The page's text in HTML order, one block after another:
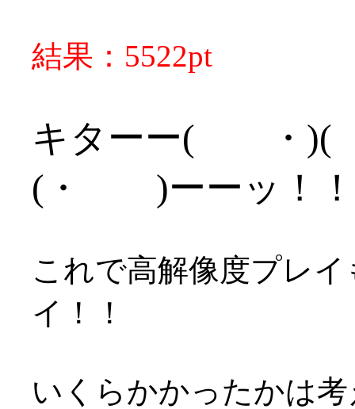
結果：5522pt
キターー( ・)(
(・ )ーーッ！！
これで高解像度プレ
イ！！
いくらかかったかは